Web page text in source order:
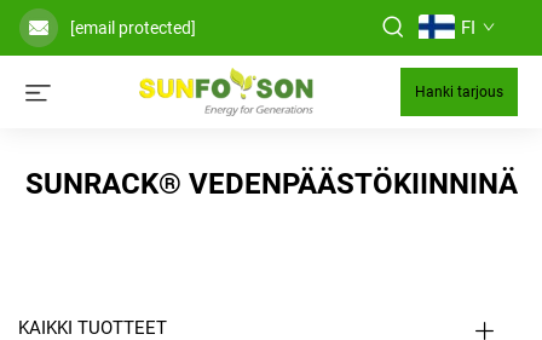
[email protected] FI
Hanki tarjous
SUNRACK® VEDENPÄÄSTÖKIINNINÄ
KAIKKI TUOTTEET